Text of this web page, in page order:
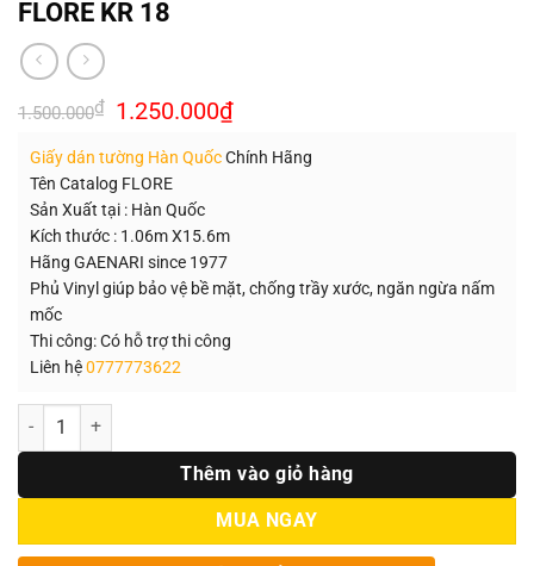
FLORE KR 18
1.500.000₫ Giá
gốc
1.500.000₫.
1.250.000₫Giá
hiện
là:
Giấy dán tường Hàn QuốcChính Hãng
Tên Catalog FLORE
Sản Xuất tại : Hàn Quốc
Kích thước : 1.06m X15.6m
Hãng GAENARI since 1977
Phủ Vinyl giúp bảo vệ bề mặt, chống trầy xước, ngăn ngừa nấm
mốc
Thi công: Có hỗ trợ thi công
Liên hệ0777773622
Số lượng
Thêm vào giỏ hàng
MUA NGAY